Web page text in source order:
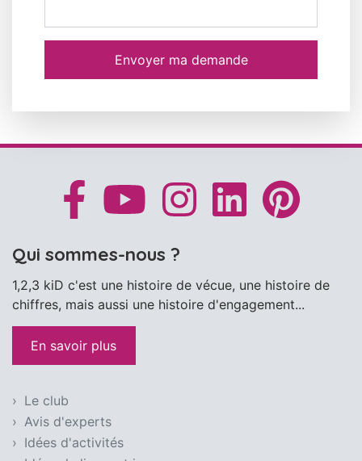
Envoyer ma demande
Qui sommes-nous ?
1,2,3 kiD c'est une histoire de vécue, une histoire de
chiffres, mais aussi une histoire d'engagement...
En savoir plus
Le club
Avis d'experts
Idées d'activités